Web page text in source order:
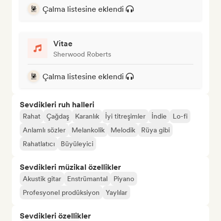
Çalma listesine eklendi
Vitae
Sherwood Roberts
Çalma listesine eklendi
Sevdikleri ruh halleri
Rahat Çağdaş Karanlık İyi titreşimler İndie
Lo-fi
Anlamlı sözler
Melankolik Melodik
Rüya gibi
Rahatlatıcı
Büyüleyici
Sevdikleri müzikal özellikler
Akustik gitar Enstrümantal
Piyano
Profesyonel prodüksiyon
Yaylılar
Sevdikleri özellikler